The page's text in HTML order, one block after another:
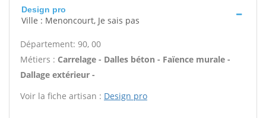
Design pro
Ville : Menoncourt, Je sais pas
Département: 90, 00
Métiers : Carrelage - Dalles béton - Faïence murale -
Dallage extérieur -
Voir la fiche artisan : Design pro